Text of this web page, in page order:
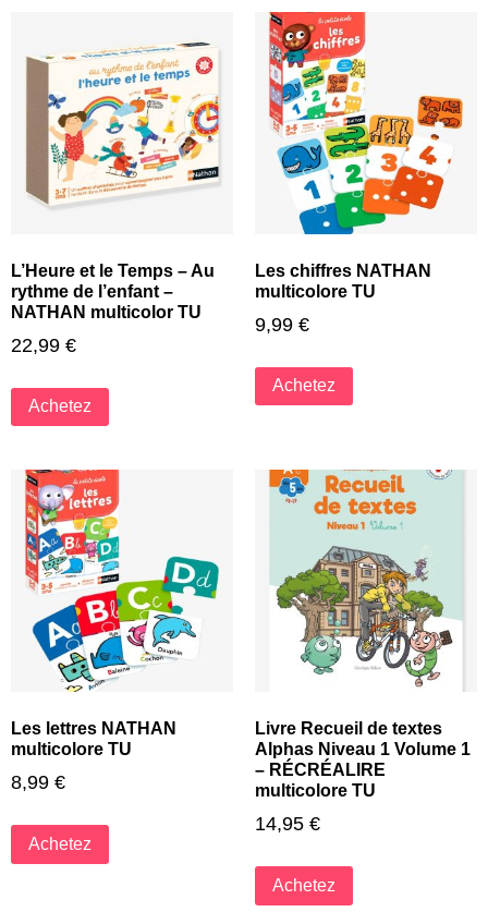
L’Heure et le Temps – Au
rythme de l’enfant –
NATHAN multicolor TU
22,99 €
Achetez
Les chiffres NATHAN
multicolore TU
9,99 €
Achetez
Les lettres NATHAN
multicolore TU
8,99 €
Achetez
Livre Recueil de textes
Alphas Niveau 1 Volume 1
– RÉCRÉALIRE
multicolore TU
14,95 €
Achetez